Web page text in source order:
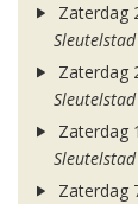
Zaterdag
Zaterdag
Zaterdag
Zaterdag